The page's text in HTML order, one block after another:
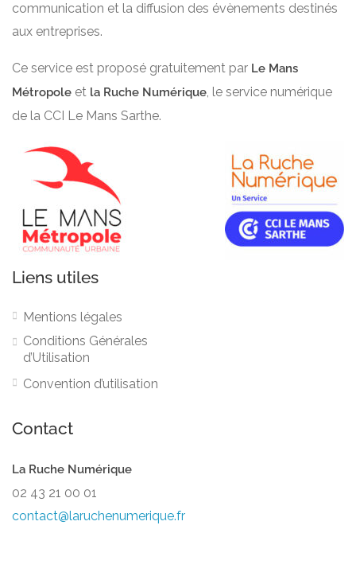
communication et la diffusion des évènements destinés
aux entreprises.
Ce service est proposé gratuitement par Le Mans
Métropole et la Ruche Numérique, le service numérique
de la CCI Le Mans Sarthe.
Liens utiles
Mentions légales
Conditions Générales
d’Utilisation
Convention d’utilisation
Contact
La Ruche Numérique
02 43 21 00 01
contact@laruchenumerique.fr